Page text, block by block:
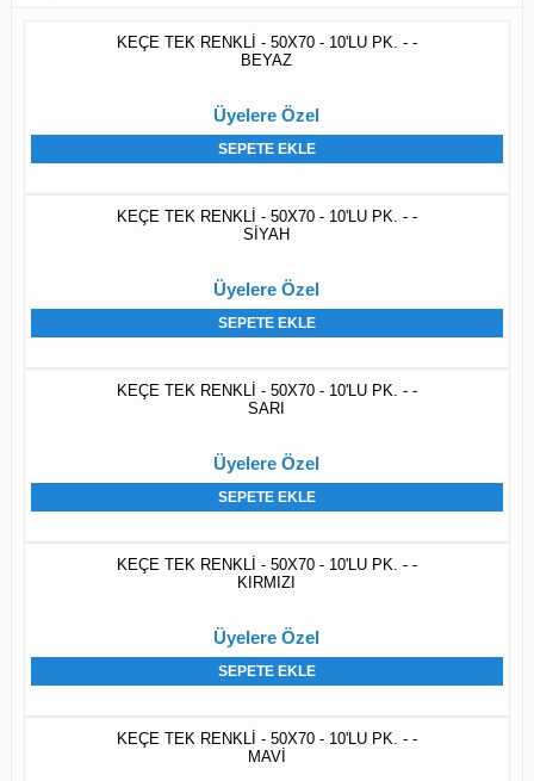
KEÇE TEK RENKLİ - 50X70 - 10'LU PK. - -
BEYAZ
Üyelere Özel
SEPETE EKLE
KEÇE TEK RENKLİ - 50X70 - 10'LU PK. - -
SİYAH
Üyelere Özel
SEPETE EKLE
KEÇE TEK RENKLİ - 50X70 - 10'LU PK. - -
SARI
Üyelere Özel
SEPETE EKLE
KEÇE TEK RENKLİ - 50X70 - 10'LU PK. - -
KIRMIZI
Üyelere Özel
SEPETE EKLE
KEÇE TEK RENKLİ - 50X70 - 10'LU PK. - -
MAVİ